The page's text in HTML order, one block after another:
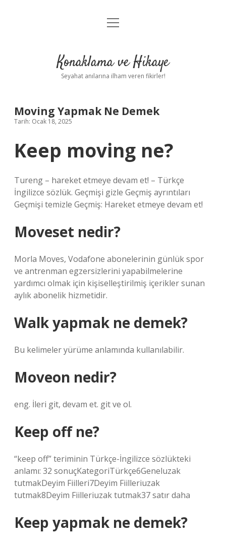
Anasayfa
Yasal Uyarı
menüyü
Konaklama ve Hikaye
Seyahat anılarına ilham veren fikirler!
Moving Yapmak Ne Demek
Tarih: Ocak 18, 2025
Keep moving ne?
Tureng – hareket etmeye devam et! – Türkçe
İngilizce sözlük. Geçmişi gizle Geçmiş ayrıntıları
Geçmişi temizle Geçmiş: Hareket etmeye devam et!
Moveset nedir?
Morla Moves, Vodafone abonelerinin günlük spor
ve antrenman egzersizlerini yapabilmelerine
yardımcı olmak için kişiselleştirilmiş içerikler sunan
aylık abonelik hizmetidir.
Walk yapmak ne demek?
Bu kelimeler yürüme anlamında kullanılabilir.
Moveon nedir?
eng. İleri git, devam et. git ve ol.
Keep off ne?
“keep off” teriminin Türkçe-İngilizce sözlükteki
anlamı: 32 sonuçKategoriTürkçe6Geneluzak
tutmakDeyim Fiilleri7Deyim Fiilleriuzak
tutmak8Deyim Fiilleriuzak tutmak37 satır daha
Keep yapmak ne demek?